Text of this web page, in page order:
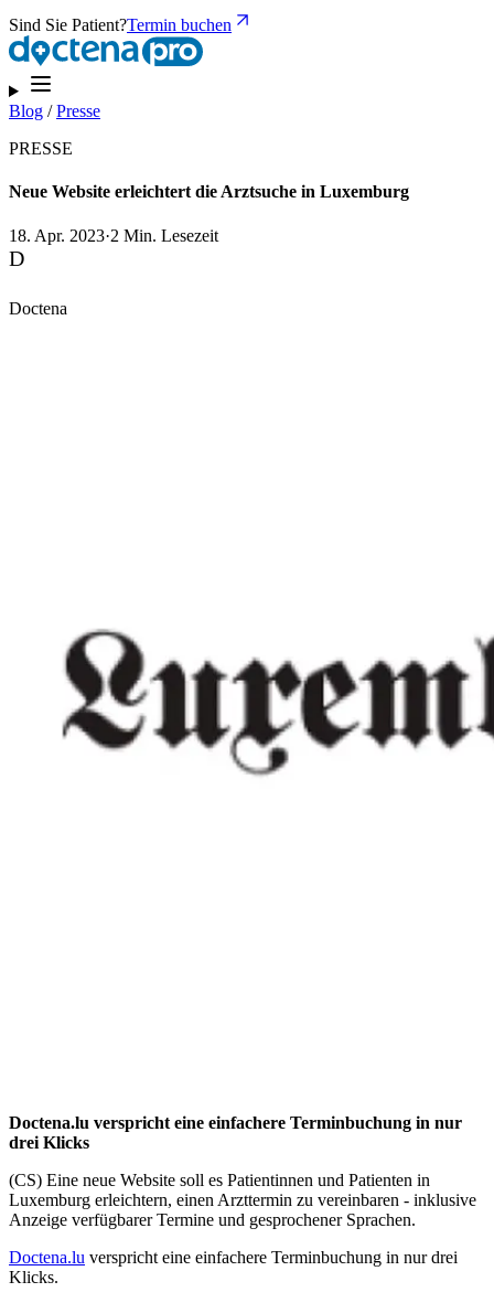
Sind Sie Patient?Termin buchen
Blog /Presse
PRESSE
Neue Website erleichtert die Arztsuche in Luxemburg
18. Apr. 2023·2 Min. Lesezeit
D
Doctena
Doctena.lu verspricht eine einfachere Terminbuchung in nur
drei Klicks
(CS) Eine neue Website soll es Patientinnen und Patienten in
Luxemburg erleichtern, einen Arzttermin zu vereinbaren - inklusive
Anzeige verfügbarer Termine und gesprochener Sprachen.
Doctena.lu verspricht eine einfachere Terminbuchung in nur drei
Klicks.